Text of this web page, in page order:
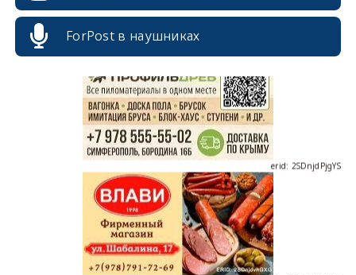
ForPost в наушниках
erid: 2SDnjdPjgYS
erid: 2SDnjdvhGXG